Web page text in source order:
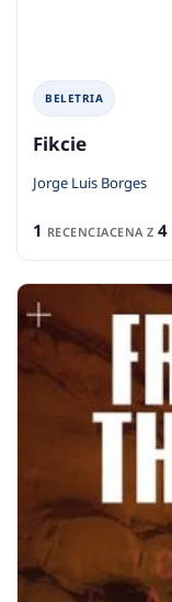
BELETRIA
Fikcie
Jorge Luis Borges
1 RECENCIACENA Z 4